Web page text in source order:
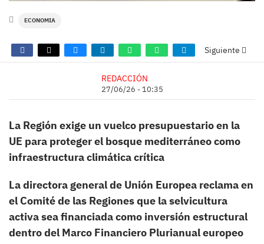
ECONOMIA
Siguiente
REDACCIÓN
27/06/26 - 10:35
La Región exige un vuelco presupuestario en la
UE para proteger el bosque mediterráneo como
infraestructura climática crítica
La directora general de Unión Europea reclama en
el Comité de las Regiones que la selvicultura
activa sea financiada como inversión estructural
dentro del Marco Financiero Plurianual europeo